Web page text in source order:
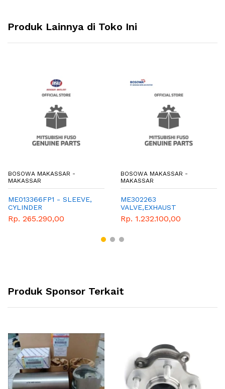
Produk Lainnya di Toko Ini
BOSOWA MAKASSAR -
MAKASSAR
ME013366FP1 - SLEEVE,
CYLINDER
Rp. 265.290,00
BOSOWA MAKASSAR -
MAKASSAR
ME302263
VALVE,EXHAUST
Rp. 1.232.100,00
Produk Sponsor Terkait